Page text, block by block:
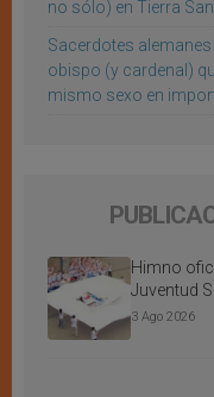
no sólo) en Tierra
Sacerdotes
obispo (y cardenal)
mismo sexo en
Himno
Juventud
3 Ago 2026